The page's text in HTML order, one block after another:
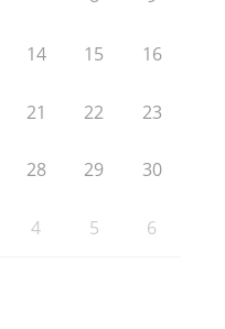
14 15 16
21 22 23
28 29 30
4 5 6